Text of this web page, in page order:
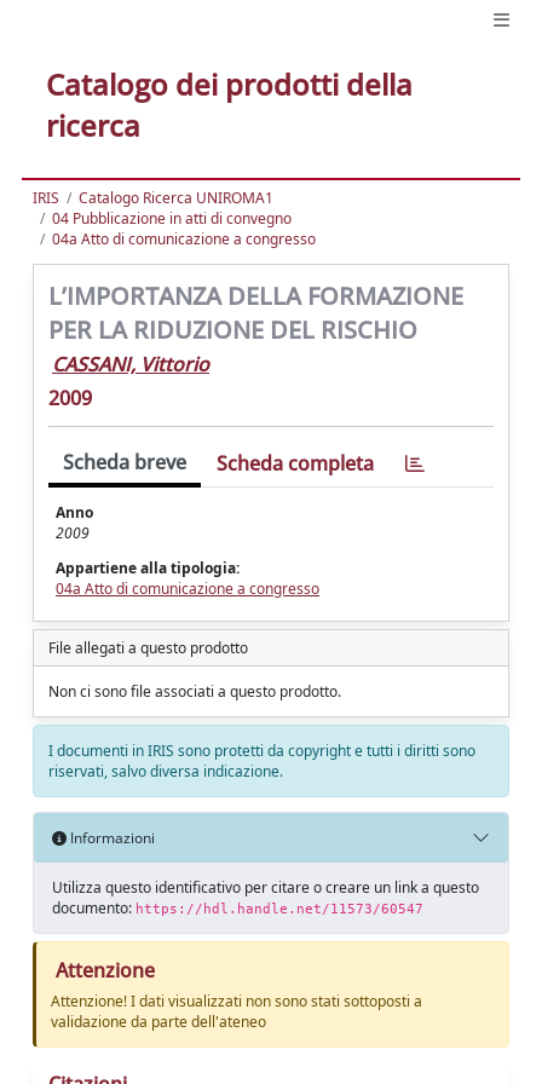
Catalogo dei prodotti della
ricerca
IRIS
Catalogo Ricerca UNIROMA1
04 Pubblicazione in atti di convegno
04a Atto di comunicazione a congresso
L’IMPORTANZA DELLA FORMAZIONE
PER LA RIDUZIONE DEL RISCHIO
CASSANI, Vittorio
2009
Scheda breve Scheda completa
Anno
2009
Appartiene alla tipologia:
04a Atto di comunicazione a congresso
File allegati a questo prodotto
Non ci sono file associati a questo prodotto.
I documenti in IRIS sono protetti da copyright e tutti i diritti sono
riservati, salvo diversa indicazione.
Informazioni
Utilizza questo identificativo per citare o creare un link a questo
documento: https://hdl.handle.net/11573/60547
Attenzione
Attenzione! I dati visualizzati non sono stati sottoposti a
validazione da parte dell'ateneo